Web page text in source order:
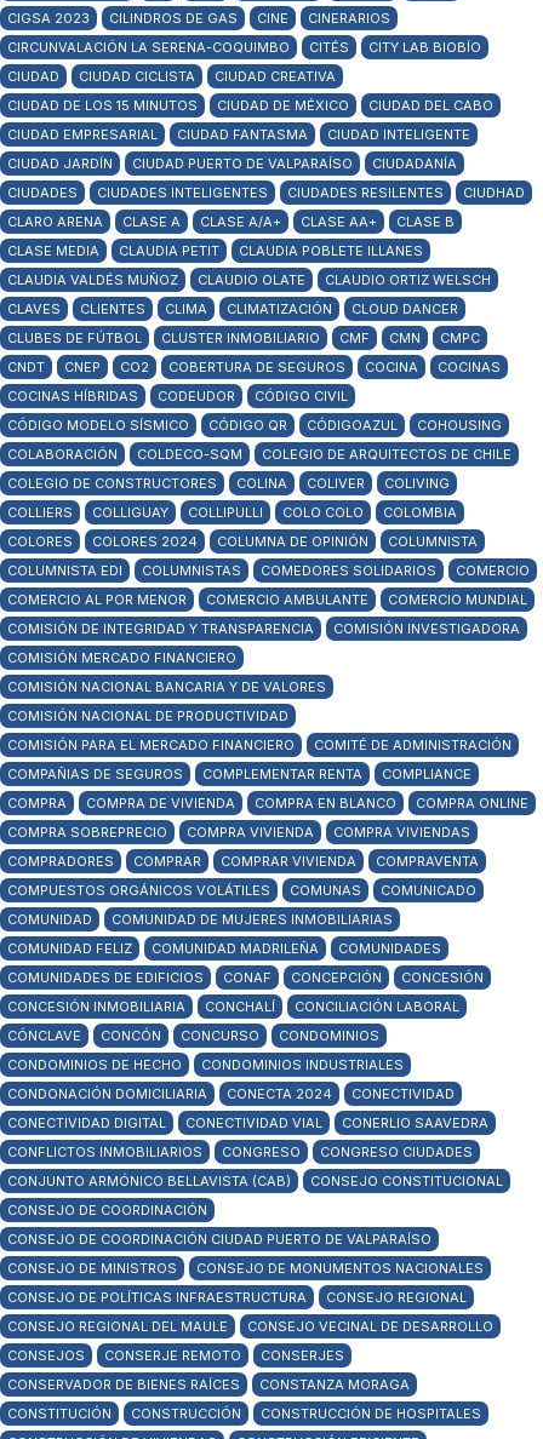
CIGSA 2023
CILINDROS DE GAS CINE
CINERARIOS
CIRCUNVALACIÓN LA SERENA-COQUIMBO
CITÉS
CITY LAB BIOBÍO
CIUDAD
CIUDAD CICLISTA
CIUDAD CREATIVA
CIUDAD DE LOS 15 MINUTOS
CIUDAD DE MÉXICO
CIUDAD DEL CABO
CIUDAD EMPRESARIAL
CIUDAD FANTASMA
CIUDAD INTELIGENTE
CIUDAD JARDÍN
CIUDAD PUERTO DE VALPARAÍSO
CIUDADANÍA
CIUDADES
CIUDADES INTELIGENTES CIUDADES RESILENTES
CIUDHAD
CLARO ARENA
CLASE A CLASE A/A+ CLASE AA+
CLASE B
CLASE MEDIA
CLAUDIA PETIT
CLAUDIA POBLETE ILLANES
CLAUDIA VALDÉS MUÑOZ
CLAUDIO OLATE
CLAUDIO ORTIZ WELSCH
CLAVES
CLIENTES CLIMA CLIMATIZACIÓN
CLOUD DANCER
CLUBES DE FÚTBOL
CLUSTER INMOBILIARIO CMF CMN
CMPC
CNDT
CNEP CO2 COBERTURA DE SEGUROS COCINA
COCINAS
COCINAS HÍBRIDAS
CODEUDOR
CÓDIGO CIVIL
CÓDIGO MODELO SÍSMICO
CÓDIGO QR CÓDIGOAZUL
COHOUSING
COLABORACIÓN
COLDECO-SQM
COLEGIO DE ARQUITECTOS DE CHILE
COLEGIO DE CONSTRUCTORES
COLINA COLIVER
COLIVING
COLLIERS
COLLIGUAY COLLIPULLI COLO COLO
COLOMBIA
COLORES
COLORES 2024 COLUMNA DE OPINIÓN
COLUMNISTA
COLUMNISTA EDI
COLUMNISTAS COMEDORES SOLIDARIOS
COMERCIO
COMERCIO AL POR MENOR
COMERCIO AMBULANTE
COMERCIO MUNDIAL
COMISIÓN DE INTEGRIDAD Y TRANSPARENCIA
COMISIÓN INVESTIGADORA
COMISIÓN MERCADO FINANCIERO
COMISIÓN NACIONAL BANCARIA Y DE VALORES
COMISIÓN NACIONAL DE PRODUCTIVIDAD
COMISIÓN PARA EL MERCADO FINANCIERO
COMITÉ DE ADMINISTRACIÓN
COMPAÑIAS DE SEGUROS
COMPLEMENTAR RENTA
COMPLIANCE
COMPRA
COMPRA DE VIVIENDA COMPRA EN BLANCO
COMPRA ONLINE
COMPRA SOBREPRECIO
COMPRA VIVIENDA
COMPRA VIVIENDAS
COMPRADORES
COMPRAR COMPRAR VIVIENDA
COMPRAVENTA
COMPUESTOS ORGÁNICOS VOLÁTILES
COMUNAS
COMUNICADO
COMUNIDAD
COMUNIDAD DE MUJERES INMOBILIARIAS
COMUNIDAD FELIZ
COMUNIDAD MADRILEÑA
COMUNIDADES
COMUNIDADES DE EDIFICIOS
CONAF CONCEPCIÓN
CONCESIÓN
CONCESIÓN INMOBILIARIA
CONCHALÍ
CONCILIACIÓN LABORAL
CÓNCLAVE
CONCÓN CONCURSO
CONDOMINIOS
CONDOMINIOS DE HECHO
CONDOMINIOS INDUSTRIALES
CONDONACIÓN DOMICILIARIA
CONECTA 2024
CONECTIVIDAD
CONECTIVIDAD DIGITAL
CONECTIVIDAD VIAL
CONERLIO SAAVEDRA
CONFLICTOS INMOBILIARIOS
CONGRESO
CONGRESO CIUDADES
CONJUNTO ARMÓNICO BELLAVISTA (CAB)
CONSEJO CONSTITUCIONAL
CONSEJO DE COORDINACIÓN
CONSEJO DE COORDINACIÓN CIUDAD PUERTO DE VALPARAÍSO
CONSEJO DE MINISTROS
CONSEJO DE MONUMENTOS NACIONALES
CONSEJO DE POLÍTICAS INFRAESTRUCTURA
CONSEJO REGIONAL
CONSEJO REGIONAL DEL MAULE
CONSEJO VECINAL DE DESARROLLO
CONSEJOS
CONSERJE REMOTO
CONSERJES
CONSERVADOR DE BIENES RAÍCES
CONSTANZA MORAGA
CONSTITUCIÓN
CONSTRUCCIÓN
CONSTRUCCIÓN DE HOSPITALES